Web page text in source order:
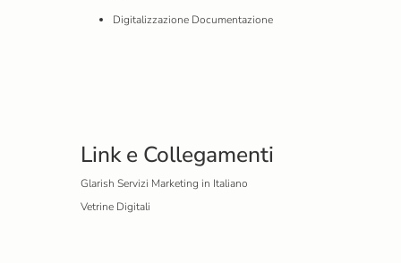
Digitalizzazione Documentazione
Link e Collegamenti
Glarish Servizi Marketing in Italiano
Vetrine Digitali